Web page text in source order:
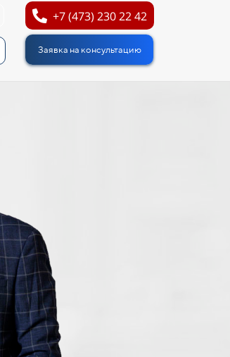
+7 (473) 230 22 42
Заявка на консультацию